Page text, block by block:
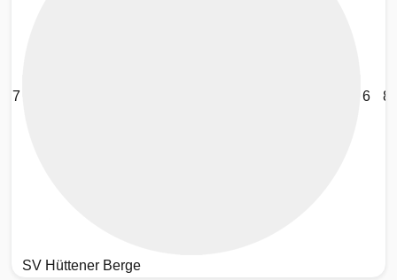
7
SV Hüttener Berge
6